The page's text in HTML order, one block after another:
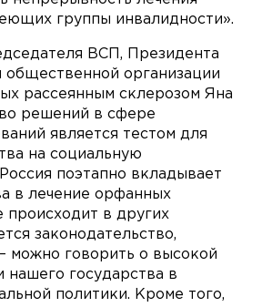
группы инвалидности».
ВСП, Президента
организации
рассеянным склерозом Яна
решений в сфере
является тестом для
на социальную
поэтапно вкладывает
в лечение орфанных
происходит в других
законодательство,
можно говорить о высокой
нашего государства в
политики. Кроме того,